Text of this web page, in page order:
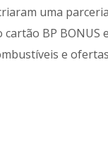
uma
cartão BP BONUS
e